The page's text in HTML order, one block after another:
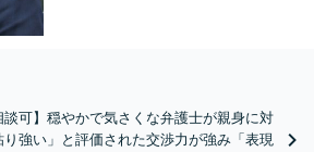
談可】穏やかで気さくな弁護士が親身に対
強い」と評価された交渉力が強み「表現